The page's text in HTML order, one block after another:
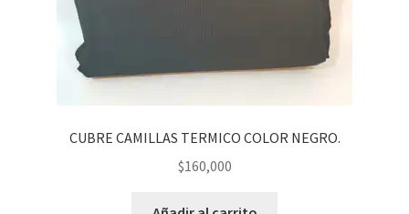
CUBRE CAMILLAS TERMICO COLOR NEGRO.
$160,000